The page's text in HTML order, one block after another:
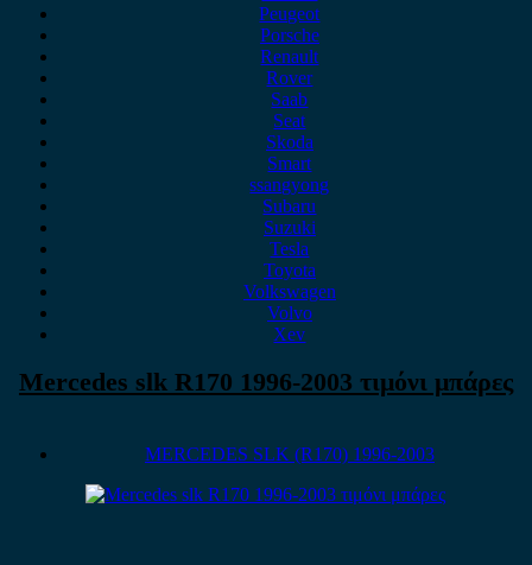
Peugeot
Porsche
Renault
Rover
Saab
Seat
Skoda
Smart
ssangyong
Subaru
Suzuki
Tesla
Toyota
Volkswagen
Volvo
Xev
Mercedes slk R170 1996-2003 τιμόνι μπάρες
MERCEDES SLK (R170) 1996-2003